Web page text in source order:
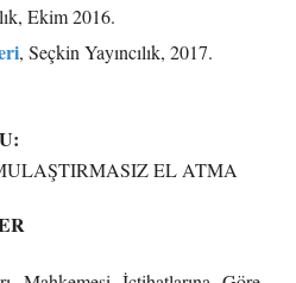
Ekim 2016.
, Seçkin Yayıncılık, 2017.
EL ATMA